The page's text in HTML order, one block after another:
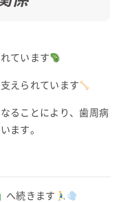
ています
えられています
ることにより、歯周病
ます。
へ続きます